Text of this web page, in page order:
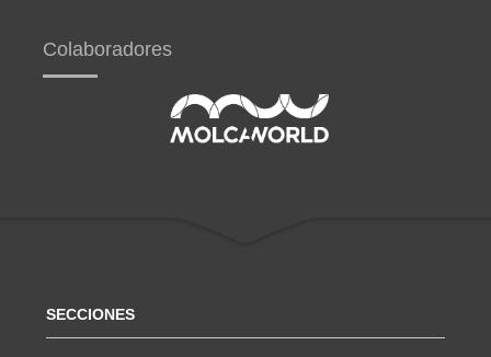
Colaboradores
SECCIONES